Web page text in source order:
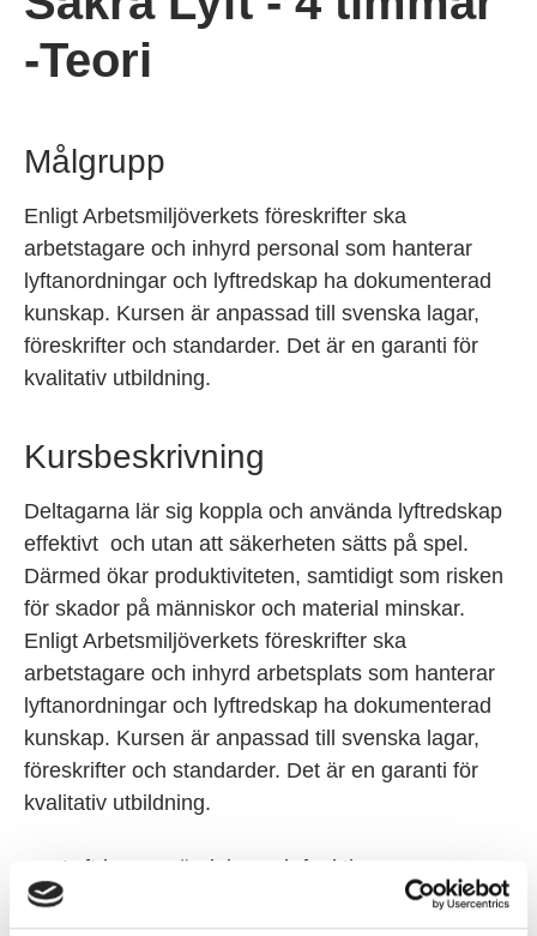
-Teori
Målgrupp
Enligt Arbetsmiljöverkets föreskrifter ska
arbetstagare och inhyrd personal som hanterar
lyftanordningar och lyftredskap ha dokumenterad
kunskap. Kursen är anpassad till svenska lagar,
föreskrifter och standarder. Det är en garanti för
kvalitativ utbildning.
Kursbeskrivning
Deltagarna lär sig koppla och använda lyftredskap
effektivt och utan att säkerheten sätts på spel.
Därmed ökar produktiviteten, samtidigt som risken
för skador på människor och material minskar.
Enligt Arbetsmiljöverkets föreskrifter ska
arbetstagare och inhyrd arbetsplats som hanterar
lyftanordningar och lyftredskap ha dokumenterad
kunskap. Kursen är anpassad till svenska lagar,
föreskrifter och standarder. Det är en garanti för
kvalitativ utbildning.
Lyftdon, användning och funktion
Roller och ansvar vid lyftarbete